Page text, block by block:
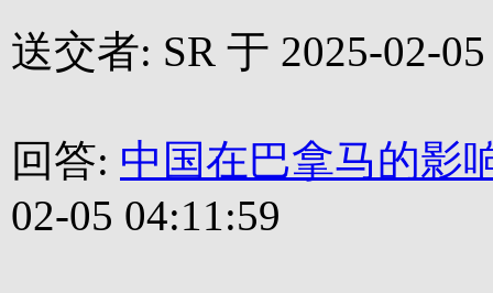
送交者: SR 于 2025-02-
回答: 中国在巴拿马的影
02-05 04:11:59